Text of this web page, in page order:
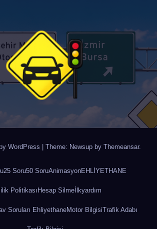
WordPress Theme: Newsup by Themeansar.
25 Soru50 SoruAnimasyonEHLİYETHANE
PolitikasıHesap Silmeİlkyardım
Soruları EhliyethaneMotor BilgisiTrafik Adabı